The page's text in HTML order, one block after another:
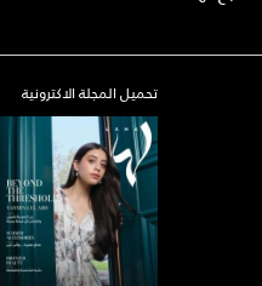
تحميل المجلة الاكترونية